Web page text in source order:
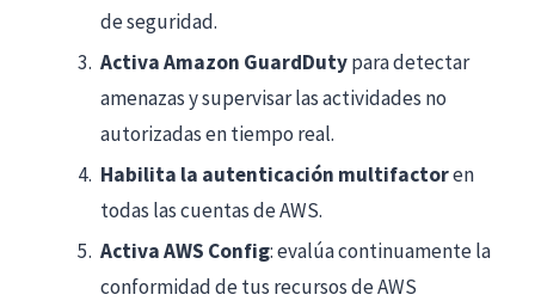
de seguridad.
Activa Amazon GuardDutypara detectar
amenazas y supervisar las actividades no
autorizadas en tiempo real.
Habilita la autenticación multifactoren
todas las cuentas de AWS.
Activa AWS Config: evalúa continuamente la
conformidad de tus recursos de AWS